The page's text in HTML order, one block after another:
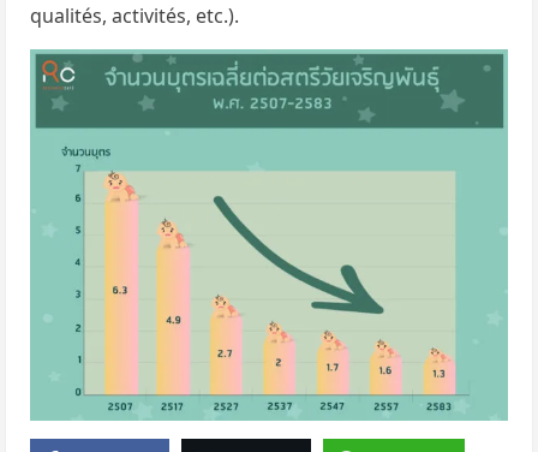
qualités, activités, etc.).